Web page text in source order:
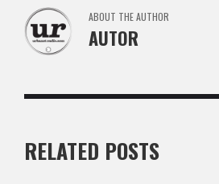
ABOUT THE AUTHOR
AUTOR
RELATED POSTS